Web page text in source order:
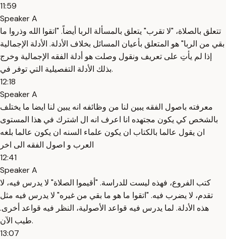
11:59
Speaker A
تتعلق بالصلاة، "لا تقرب" يتعلق بالمسألة الربا أيضاً. "اتقوا الله وذروا ما
بقي من الربا" هو المتعلق بأعيان المسائل بخلاف الأدلة. الأدلة الإجمالية
إذا لم يأتِ على تعريف ونقول وصلت هو أدلة الفقه الإجمالية وخرج
بذلك الأدلة التفصيلية التي توفر في.
12:18
Speaker A
معرفته باصول الفقه يبين لنا من وظائفه انه يبين لنا ايضا ما يختلف
بالشخص كي يكون مجتهده انا اعرف انه ال اشترك في هذا المستوى
ان يقول عالما بالكتاب ان يكون علماء السنه ان يكون عالما بلغه
العرب و اصول الفقه الى اخر
12:41
Speaker A
كتب الفروع، فهذه ليست للدراسة. "أقيموا الصلاة" لا يدرس فيه، لا
تقدم، لا يضرب فيه. "اتقوا ما هو ما بقي من غيره" لا يدرس فيه مثل
هذه الأدلة. لما يدرس فيه قواعد الأصولية، النظر فيه قواعد أخرى.
طيب الآن.
13:07